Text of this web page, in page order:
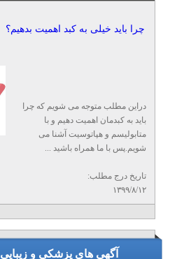
چرا باید خیلی به کبد اهمیت بدهیم؟
دراین مطلب متوجه می شویم که چرا
باید به کبدمان اهمیت دهیم و با
متابولیسم و هپاتوسیت آشنا می
شویم.پس با ما همراه باشید ...
تاریخ درج مطلب:
۱۳۹۹/۸/۱۲
آگهی های پزشکی و زیبایی